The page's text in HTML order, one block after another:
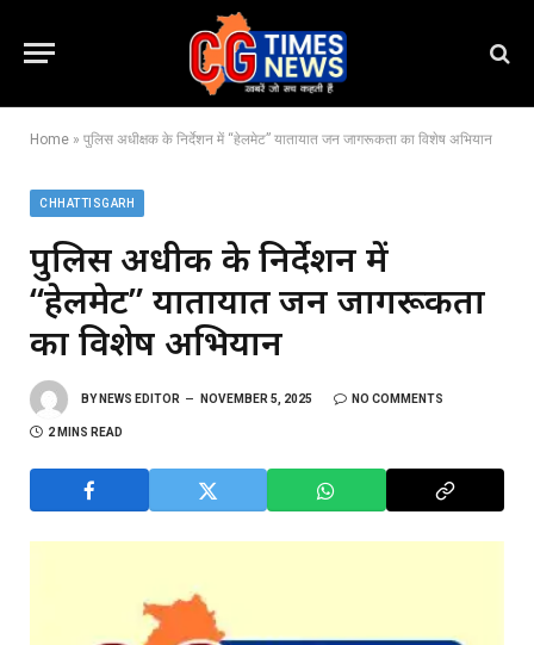
Home » पुलिस अधीक्षक के निर्देशन में “हेलमेट” यातायात जन जागरूकता का विशेष अभियान
CHHATTISGARH
पुलिस अधीक्षक के निर्देशन में
“हेलमेट” यातायात जन जागरूकता
का विशेष अभियान
BY NEWS EDITOR NOVEMBER 5, 2025 NO COMMENTS
2 MINS READ